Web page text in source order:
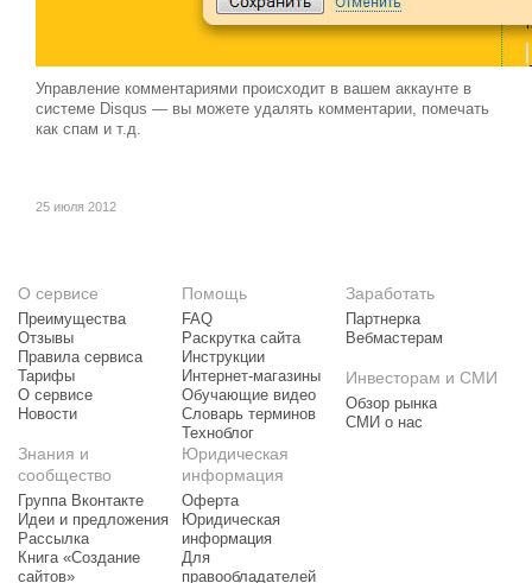
Управление комментариями происходит в вашем аккаунте в
системе Disqus — вы можете удалять комментарии, помечать
как спам и т.д.
25 июля 2012
О сервисе
Преимущества
Отзывы
Правила сервиса
Тарифы
О сервисе
Новости
Помощь
FAQ
Раскрутка сайта
Инструкции
Интернет-магазины
Обучающие видео
Словарь терминов
Техноблог
Заработать
Партнерка
Вебмастерам
Инвесторам и СМИ
Обзор рынка
СМИ о нас
Знания и
сообщество
Группа Вконтакте
Идеи и предложения
Рассылка
Книга «Создание
сайтов»
Юридическая
информация
Оферта
Юридическая
информация
Для
правообладателей